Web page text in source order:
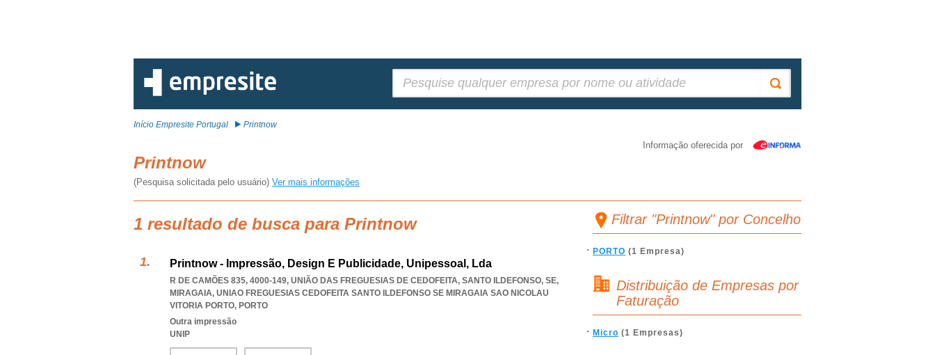
Início Empresite Portugal Printnow
Informação oferecida por
Printnow
(Pesquisa solicitada pelo usuário) Ver mais informações
1 resultado de busca para Printnow
Printnow - Impressão, Design E Publicidade, Unipessoal, Lda
R DE CAMÕES 835, 4000-149, UNIÃO DAS FREGUESIAS DE CEDOFEITA, SANTO ILDEFONSO, SE,
MIRAGAIA, UNIAO FREGUESIAS CEDOFEITA SANTO ILDEFONSO SE MIRAGAIA SAO NICOLAU
VITORIA PORTO, PORTO
Outra impressão
UNIP
Filtrar "Printnow" por Concelho
PORTO (1 Empresa)
Distribuição de Empresas por
Faturação
Micro (1 Empresas)